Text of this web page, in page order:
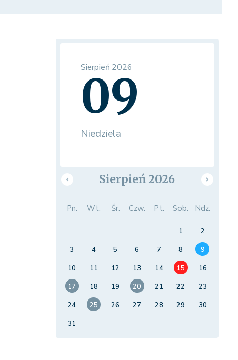
Sierpień 2026
09
Niedziela
Sierpień 2026
Pn. Wt. Śr. Czw. Pt. Sob. Ndz.
1
2
3
4 5 6 7 8
9
10
11 12 13 14 15
16
17
18 19 20 21 22
23
24
25 26 27 28 29
30
31